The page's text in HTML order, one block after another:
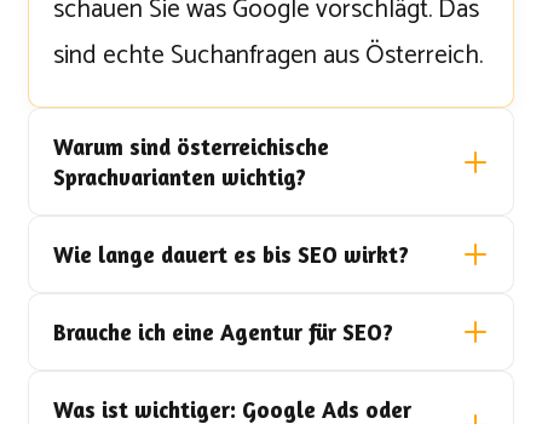
schauen Sie was Google vorschlägt. Das
sind echte Suchanfragen aus Österreich.
Warum sind österreichische
Sprachvarianten wichtig?
Wie lange dauert es bis SEO wirkt?
Brauche ich eine Agentur für SEO?
Was ist wichtiger: Google Ads oder